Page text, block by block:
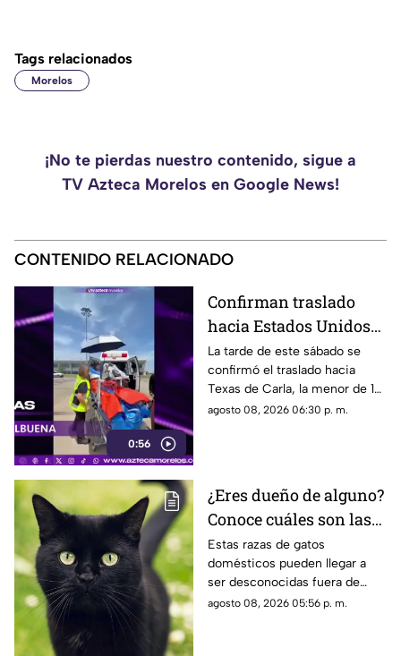
Tags relacionados
Morelos
¡No te pierdas nuestro contenido, sigue a
TV Azteca Morelos en Google News!
CONTENIDO RELACIONADO
0:56
Confirman traslado
hacia Estados Unidos
de menor que sufrió
quemadura en la
explosión de gas LP en
Cuernavaca
La tarde de este sábado se
confirmó el traslado hacia
Texas de Carla, la menor de 15
años que resultó gravemente
agosto 08, 2026 06:30 p. m.
¿Eres dueño de alguno?
Conoce cuáles son las
cinco razas más raras
de gatos domésticos en
todo el mundo
Estas razas de gatos
domésticos pueden llegar a
ser desconocidas fuera de
círculos especializados, y
agosto 08, 2026 05:56 p. m.